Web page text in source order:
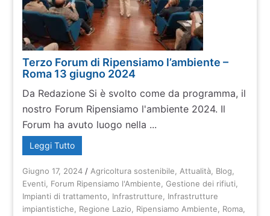
Terzo Forum di Ripensiamo l’ambiente –
Roma 13 giugno 2024
Da Redazione Si è svolto come da programma, il
nostro Forum Ripensiamo l'ambiente 2024. Il
Forum ha avuto luogo nella ...
Leggi Tutto
Giugno 17, 2024 / Agricoltura sostenibile Attualità Blog
Eventi
Forum Ripensiamo l'Ambiente ,Gestione dei rifiuti
Impianti di trattamento
Infrastrutture
Infrastrutture
impiantistiche
Regione Lazio Ripensiamo Ambiente Roma